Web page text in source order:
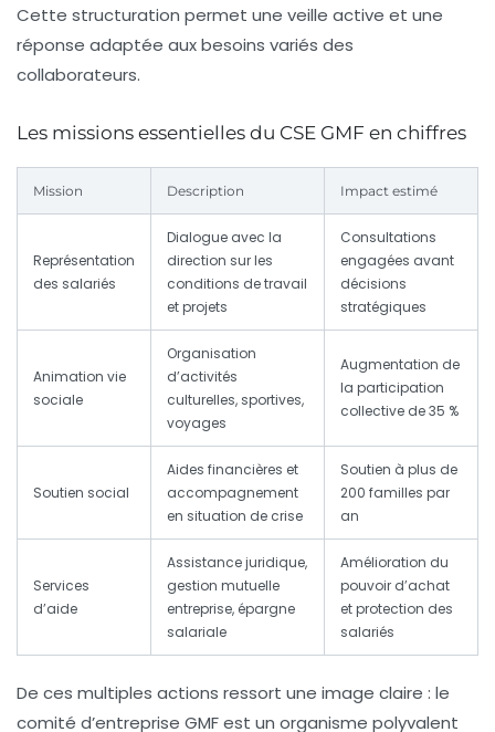
Cette structuration permet une veille active et une
réponse adaptée aux besoins variés des
collaborateurs.
Les missions essentielles du CSE GMF en chiffres
Mission Description Impact estimé
Représentation
des salariés
Dialogue avec la
direction sur les
conditions de travail
et projets
Consultations
engagées avant
décisions
stratégiques
Animation vie
sociale
Organisation
d’activités
culturelles, sportives,
voyages
Augmentation de
la participation
collective de 35 %
Soutien social
Aides financières et
accompagnement
en situation de crise
Soutien à plus de
200 familles par
an
Services
d’aide
Assistance juridique,
gestion mutuelle
entreprise, épargne
salariale
Amélioration du
pouvoir d’achat
et protection des
salariés
De ces multiples actions ressort une image claire : le
comité d’entreprise GMF est un organisme polyvalent